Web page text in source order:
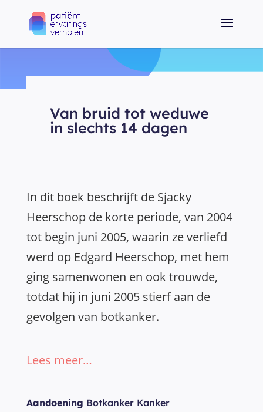
Van bruid tot weduwe
in slechts 14 dagen
In dit boek beschrijft de Sjacky
Heerschop de korte periode, van 2004
tot begin juni 2005, waarin ze verliefd
werd op Edgard Heerschop, met hem
ging samenwonen en ook trouwde,
totdat hij in juni 2005 stierf aan de
gevolgen van botkanker.
Lees meer…
Aandoening Botkanker Kanker